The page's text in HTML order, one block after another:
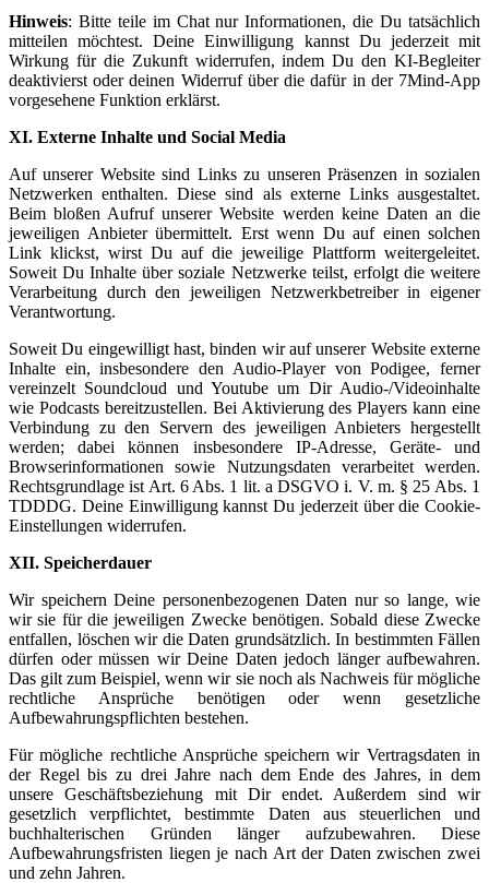
Hinweis: Bitte teile im Chat nur Informationen, die Du tatsächlich
mitteilen möchtest. Deine Einwilligung kannst Du jederzeit mit
Wirkung für die Zukunft widerrufen, indem Du den KI-Begleiter
deaktivierst oder deinen Widerruf über die dafür in der 7Mind-App
vorgesehene Funktion erklärst.
XI. Externe Inhalte und Social Media
Auf unserer Website sind Links zu unseren Präsenzen in sozialen
Netzwerken enthalten. Diese sind als externe Links ausgestaltet.
Beim bloßen Aufruf unserer Website werden keine Daten an die
jeweiligen Anbieter übermittelt. Erst wenn Du auf einen solchen
Link klickst, wirst Du auf die jeweilige Plattform weitergeleitet.
Soweit Du Inhalte über soziale Netzwerke teilst, erfolgt die weitere
Verarbeitung durch den jeweiligen Netzwerkbetreiber in eigener
Verantwortung.
Soweit Du eingewilligt hast, binden wir auf unserer Website externe
Inhalte ein, insbesondere den Audio-Player von Podigee, ferner
vereinzelt Soundcloud und Youtube um Dir Audio-/Videoinhalte
wie Podcasts bereitzustellen. Bei Aktivierung des Players kann eine
Verbindung zu den Servern des jeweiligen Anbieters hergestellt
werden; dabei können insbesondere IP-Adresse, Geräte- und
Browserinformationen sowie Nutzungsdaten verarbeitet werden.
Rechtsgrundlage ist Art. 6 Abs. 1 lit. a DSGVO i. V. m. § 25 Abs. 1
TDDDG. Deine Einwilligung kannst Du jederzeit über die Cookie-
Einstellungen widerrufen.
XII. Speicherdauer
Wir speichern Deine personenbezogenen Daten nur so lange, wie
wir sie für die jeweiligen Zwecke benötigen. Sobald diese Zwecke
entfallen, löschen wir die Daten grundsätzlich. In bestimmten Fällen
dürfen oder müssen wir Deine Daten jedoch länger aufbewahren.
Das gilt zum Beispiel, wenn wir sie noch als Nachweis für mögliche
rechtliche Ansprüche benötigen oder wenn gesetzliche
Aufbewahrungspflichten bestehen.
Für mögliche rechtliche Ansprüche speichern wir Vertragsdaten in
der Regel bis zu drei Jahre nach dem Ende des Jahres, in dem
unsere Geschäftsbeziehung mit Dir endet. Außerdem sind wir
gesetzlich verpflichtet, bestimmte Daten aus steuerlichen und
buchhalterischen Gründen länger aufzubewahren. Diese
Aufbewahrungsfristen liegen je nach Art der Daten zwischen zwei
und zehn Jahren.